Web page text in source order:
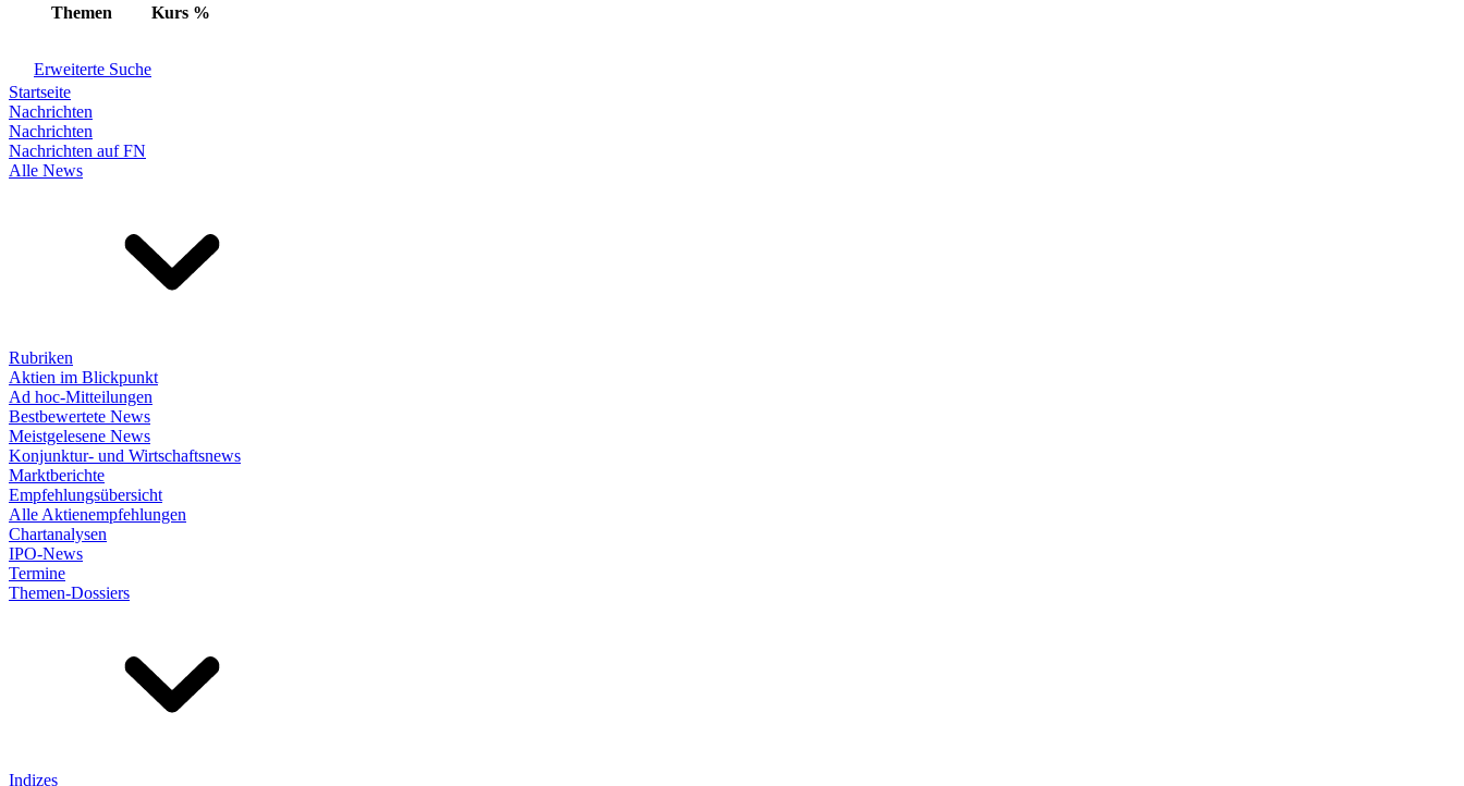
Themen Kurs %
Erweiterte Suche
Startseite
Nachrichten
Nachrichten
Nachrichten auf FN
Alle News
Rubriken
Aktien im Blickpunkt
Ad hoc-Mitteilungen
Bestbewertete News
Meistgelesene News
Konjunktur- und Wirtschaftsnews
Marktberichte
Empfehlungsübersicht
Alle Aktienempfehlungen
Chartanalysen
IPO-News
Termine
Themen-Dossiers
Indizes